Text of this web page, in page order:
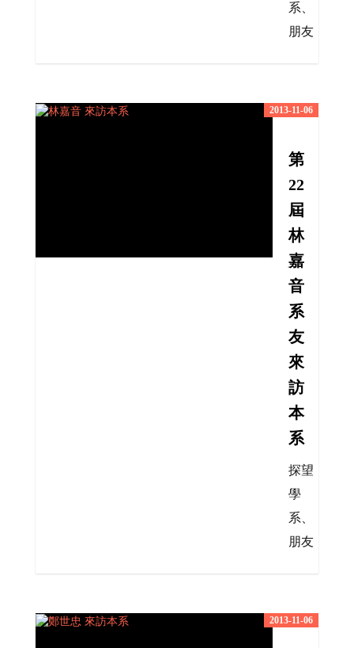
系、
朋友
2013-11-06
第
22
屆
林
嘉
音
系
友
來
訪
本
系
探望
學
系、
朋友
2013-11-06